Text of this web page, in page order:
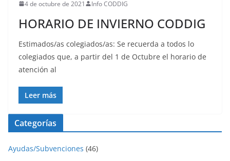
4 de octubre de 2021 Info CODDIG
HORARIO DE INVIERNO CODDIG
Estimados/as colegiados/as: Se recuerda a todos lo
colegiados que, a partir del 1 de Octubre el horario de
atención al
Leer más
Categorías
Ayudas/Subvenciones (46)